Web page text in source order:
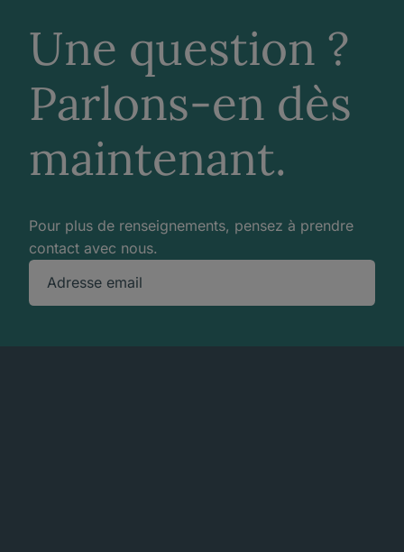
Une question ?
Parlons-en dès
maintenant.
Pour plus de renseignements, pensez à prendre
contact avec nous.
Adresse email